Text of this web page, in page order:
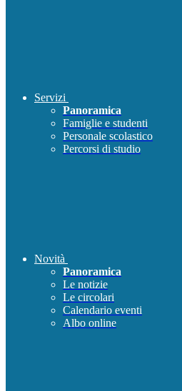
Servizi
Panoramica
Famiglie e studenti
Personale scolastico
Percorsi di studio
Novità
Panoramica
Le notizie
Le circolari
Calendario eventi
Albo online